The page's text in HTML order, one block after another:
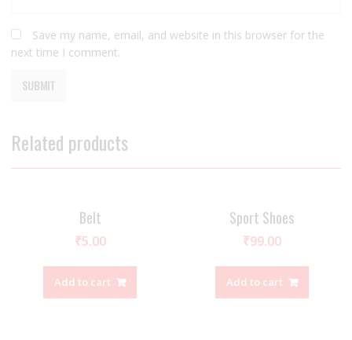
Save my name, email, and website in this browser for the
next time I comment.
Related products
Belt
₹5.00
Add to cart
Sport Shoes
₹99.00
Add to cart